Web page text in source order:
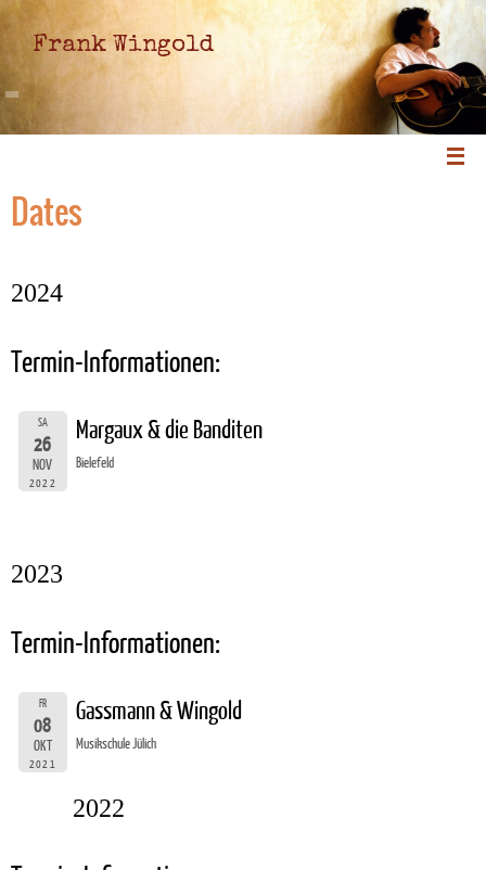
Frank Wingold
Dates
2024
Termin-Informationen:
SA
26
NOV
2022
Margaux & die Banditen
Bielefeld
2023
Termin-Informationen:
FR
08
OKT
2021
Gassmann & Wingold
Musikschule Jülich
2022